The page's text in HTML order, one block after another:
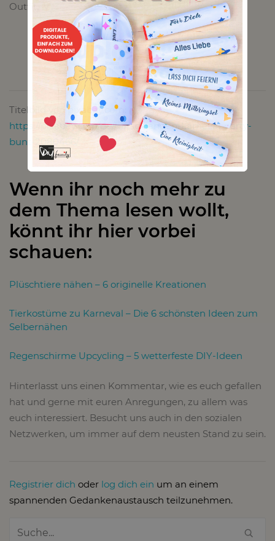
Outfit.
Titelbild von pixabay.com:
https://pixabay.com/de/luftschlangen-karneval-party-
bunt-2080466/
Wenn ihr noch mehr zu
dem Thema lesen wollt,
könnt ihr hier vorbei
schauen:
Plüschtiere nähen – 6 originelle Kreationen
Tierkostüme zu Karneval – Die 6 schönsten Ideen zum
Selbernähen
Regenschirme Upcycling – 5 wetterfeste DIY-Ideen
Hinterlasst uns einen Kommentar, wie es euch gefallen
hat und gerne mit euren Anregungen, zu allem was
euch interessiert. Besucht uns auch in den sozialen
Netzwerken, um immer auf dem neusten Stand zu sein.
Registrier dich oder log dich ein um an einem
spannenden Gedankenaustausch teilzunehmen.